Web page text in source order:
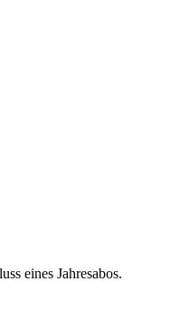
eines Jahresabos.